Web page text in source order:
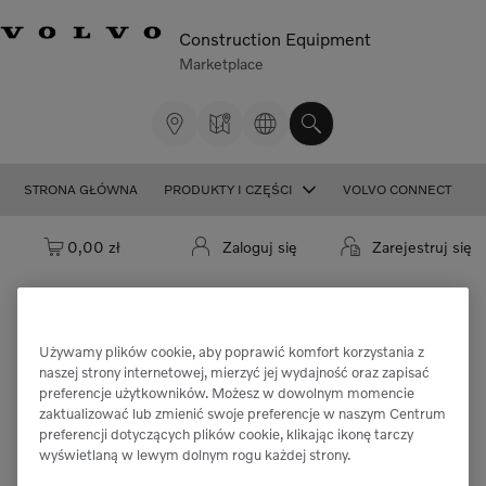
Construction Equipment
Marketplace
STRONA GŁÓWNA PRODUKTY I CZĘŚCI VOLVO CONNECT
Koszyk: pusty
0,00 zł Zaloguj się Zarejestruj się
Przepraszamy, ale nie można znaleźć
części "VOE994428".
Używamy plików cookie, aby poprawić komfort korzystania z
naszej strony internetowej, mierzyć jej wydajność oraz zapisać
preferencje użytkowników. Możesz w dowolnym momencie
zaktualizować lub zmienić swoje preferencje w naszym Centrum
preferencji dotyczących plików cookie, klikając ikonę tarczy
wyświetlaną w lewym dolnym rogu każdej strony.